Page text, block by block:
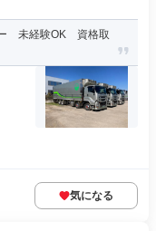
ー 未経験OK 資格取
気になる